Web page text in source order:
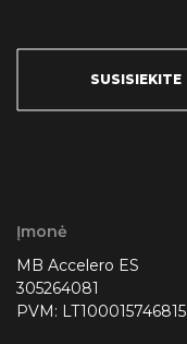
SUSISIEKITE
Įmonė
MB Accelero ES
305264081
PVM: LT100015746815